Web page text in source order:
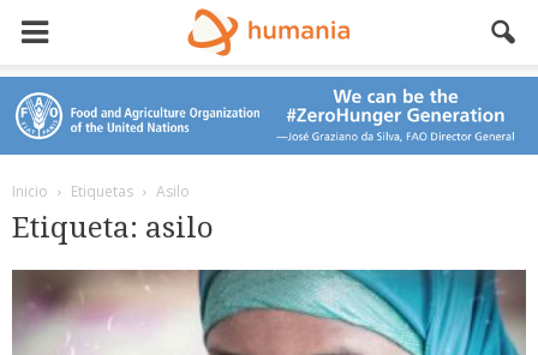
Inicio Etiquetas Asilo
Etiqueta: asilo